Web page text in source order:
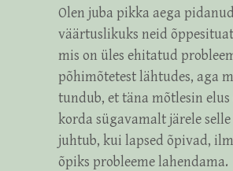
Olen juba pikka aega pidanud
väärtuslikuks neid
mis on üles ehitatud
põhimõtetest lähtudes, aga
tundub, et täna mõtlesin elus
korda sügavamalt järele selle
juhtub, kui lapsed õpivad,
õpiks probleeme lahendama.